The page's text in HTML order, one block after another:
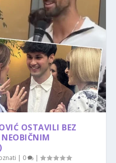
OSTAVILI BEZ
| 0 |